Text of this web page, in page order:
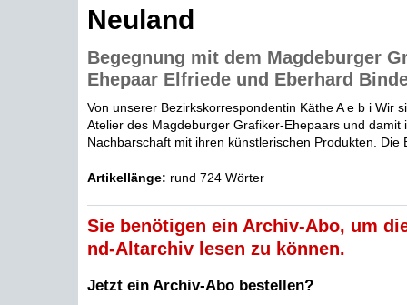
Neuland
Begegnung mit dem Magdeburger
Ehepaar Elfriede und Eberhard
Von unserer Bezirkskorrespondentin Käthe A e b i Wir
Atelier des Magdeburger Grafiker-Ehepaars und damit
Nachbarschaft mit ihren künstlerischen Produkten. Die
Artikellänge: rund 724 Wörter
Sie benötigen ein Archiv-Abo, um
nd-Altarchiv lesen zu können.
Jetzt ein Archiv-Abo bestellen?